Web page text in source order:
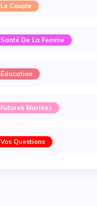
Le Couple
Santé De La Femme
Éducation
Futures Mariées
Vos Questions